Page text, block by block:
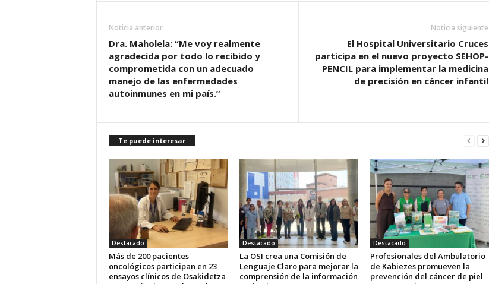
Noticia anterior
Dra. Maholela: “Me voy realmente
agradecida por todo lo recibido y
comprometida con un adecuado
manejo de las enfermedades
autoinmunes en mi país.”
Noticia siguiente
El Hospital Universitario Cruces
participa en el nuevo proyecto SEHOP-
PENCIL para implementar la medicina
de precisión en cáncer infantil
Te puede interesar
Destacado
Más de 200 pacientes
oncológicos participan en 23
ensayos clínicos de Osakidetza
Destacado
La OSI crea una Comisión de
Lenguaje Claro para mejorar la
comprensión de la información
Destacado
Profesionales del Ambulatorio
de Kabiezes promueven la
prevención del cáncer de piel